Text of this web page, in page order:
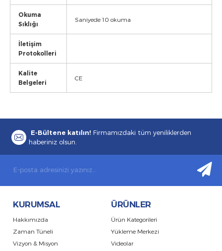
Okuma
Sıklığı
Saniyede 10 okuma
İletişim
Protokolleri
Kalite
Belgeleri
CE
E-Bültene katılın! Firmamızdaki tüm yeniliklerden
haberiniz olsun.
KURUMSAL
Hakkımızda
Zaman Tüneli
Vizyon & Misyon
ÜRÜNLER
Ürün Kategorileri
Yükleme Merkezi
Videolar